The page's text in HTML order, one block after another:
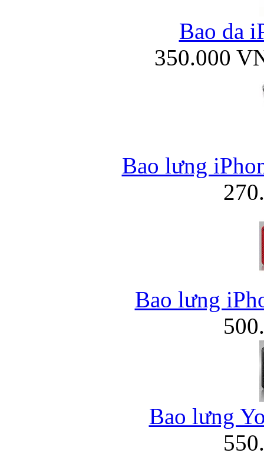
Bao da
350.000
Bao lưng
Bao lưng
Bao lưng